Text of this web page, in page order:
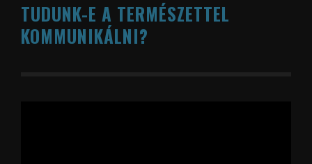
TUDUNK-E A TERMÉSZETTEL
KOMMUNIKÁLNI?